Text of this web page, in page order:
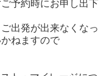
予約時にお申し出下
出発が出来なくなっ
ねますので